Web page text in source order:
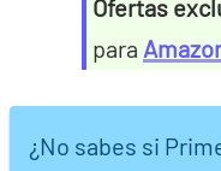
Ofertas
para
¿No sabes si